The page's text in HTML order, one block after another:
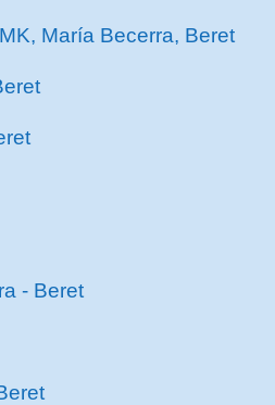
María Becerra, Beret
- Beret